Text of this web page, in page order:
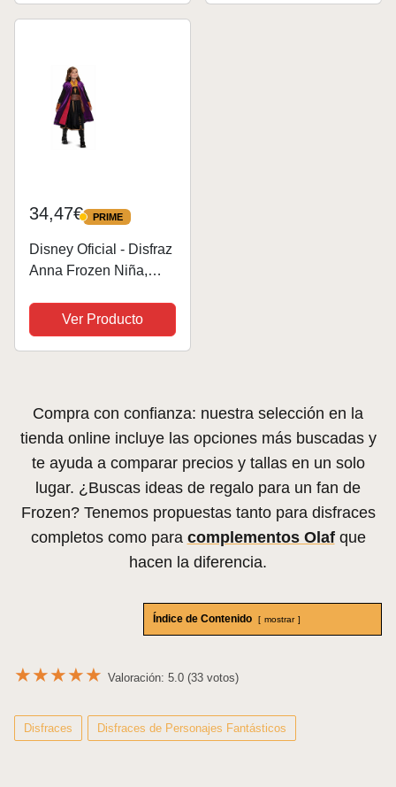
niños y divertidos
34,47€ PRIME
PRIME
Disney Oficial - Disfraz
Anna Frozen Niña,
Niña, Vestido Frozen
Niña, Disfraces Frozen
Niña, Anna Frozen
Ver Producto
Compra con confianza: nuestra selección en la
tienda online incluye las opciones más buscadas y
te ayuda a comparar precios y tallas en un solo
lugar. ¿Buscas ideas de regalo para un fan de
Frozen? Tenemos propuestas tanto para disfraces
completos como para complementos Olafque
hacen la diferencia.
Índice de Contenido mostrar
★★★★★ Valoración: 5.0 (33 votos)
Disfraces Disfraces de Personajes Fantásticos